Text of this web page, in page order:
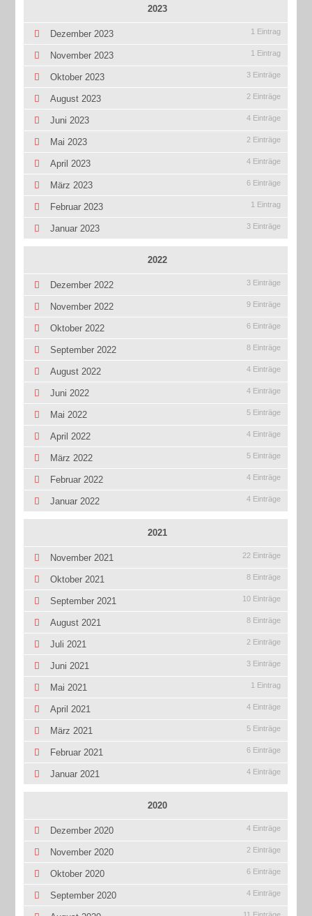
2023
Dezember 2023 1 Eintrag
November 2023 1 Eintrag
Oktober 2023 3 Einträge
August 2023 2 Einträge
Juni 2023 4 Einträge
Mai 2023 2 Einträge
April 2023 4 Einträge
März 2023 6 Einträge
Februar 2023 1 Eintrag
Januar 2023 3 Einträge
2022
Dezember 2022 3 Einträge
November 2022 9 Einträge
Oktober 2022 6 Einträge
September 2022 8 Einträge
August 2022 4 Einträge
Juni 2022 4 Einträge
Mai 2022 5 Einträge
April 2022 4 Einträge
März 2022 5 Einträge
Februar 2022 4 Einträge
Januar 2022 4 Einträge
2021
November 2021 22 Einträge
Oktober 2021 8 Einträge
September 2021 10 Einträge
August 2021 8 Einträge
Juli 2021 2 Einträge
Juni 2021 3 Einträge
Mai 2021 1 Eintrag
April 2021 4 Einträge
März 2021 5 Einträge
Februar 2021 6 Einträge
Januar 2021 4 Einträge
2020
Dezember 2020 4 Einträge
November 2020 2 Einträge
Oktober 2020 6 Einträge
September 2020 4 Einträge